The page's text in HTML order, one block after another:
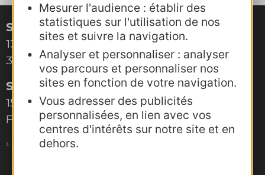
Mesurer l'audience : établir des
statistiques sur l'utilisation de nos
sites et suivre la navigation.
Analyser et personnaliser : analyser
vos parcours et personnaliser nos
sites en fonction de votre navigation.
Vous adresser des publicités
personnalisées, en lien avec vos
centres d'intérêts sur notre site et en
dehors.
Site de Montpellier
132, boulevard Pénélope
34000 Montpellier
Site de Toulouse
15, rue Rivals – CS 78543
F-31685 Toulouse Cedex 6
pro@agence-adocc.com